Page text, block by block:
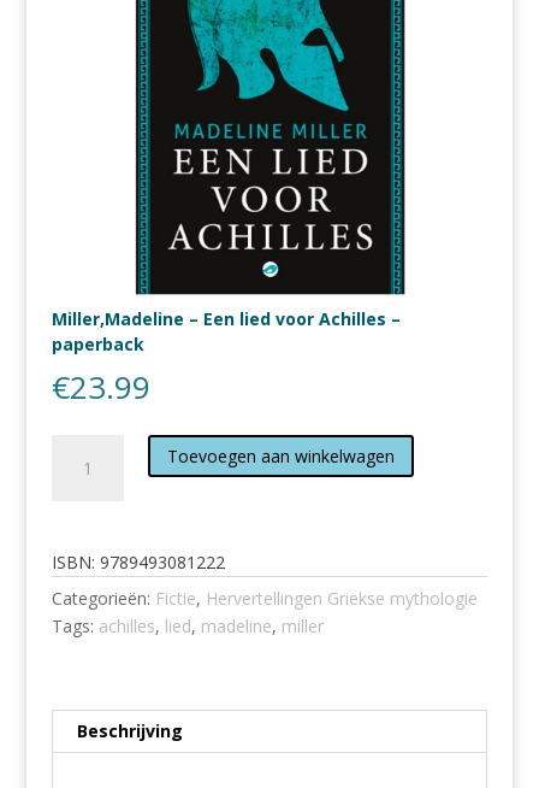
Miller,Madeline – Een lied voor Achilles –
paperback
€23.99
voor
paperback
Toevoegen aan winkelwagen
ISBN: 9789493081222
Categorieën: Fictie, Hervertellingen Griekse mythologie
Tags: achilles, lied, madeline, miller
Beschrijving